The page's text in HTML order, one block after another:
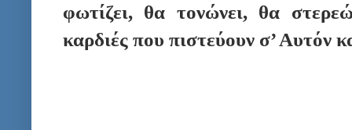
φωτίζει, θα τονώνει, θα
καρδιές που πιστεύουν σ’ Αυτόν